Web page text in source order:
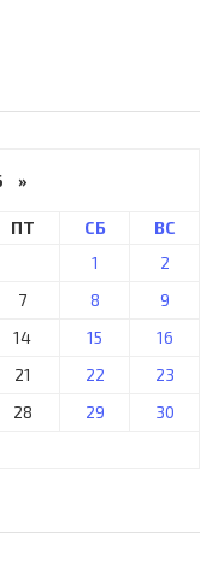
»
ПТ СБ
ВС
1
2
7 8
9
14 15
16
21 22
23
28 29
30